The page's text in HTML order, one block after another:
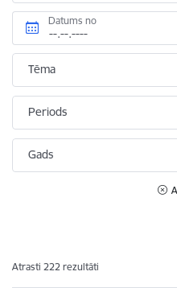
Datums no
Tēma
Periods
Gads
Atrasti 222 rezultāti